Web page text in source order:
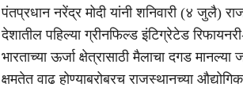
पंतप्रधान नरेंद्र मोदी यांनी शनिवारी (४ जुलै)
देशातील पहिल्या ग्रीनफिल्ड इंटिग्रेटेड
भारताच्या ऊर्जा क्षेत्रासाठी मैलाचा दगड
क्षमतेत वाढ होण्याबरोबरच राजस्थानच्या